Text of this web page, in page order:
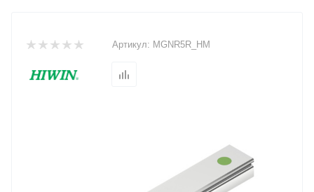
Артикул: MGNR5R_HM